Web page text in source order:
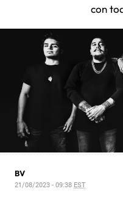
con
BV
21/08/2023 - 09:38 EST